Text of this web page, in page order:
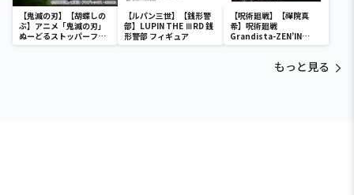
【鬼滅の刃】【胡蝶しの
ぶ】アニメ「鬼滅の刃」
ぬーどるストッパーフィ
ギュアー胡蝶しのぶー
【ルパン三世】【銭形警
部】LUPIN THE ⅢRD 銭
形警部 フィギュア
【呪術廻戦】【禪院真
希】呪術廻戦
Grandista-ZEN’IN
MAKI-
もっと見る